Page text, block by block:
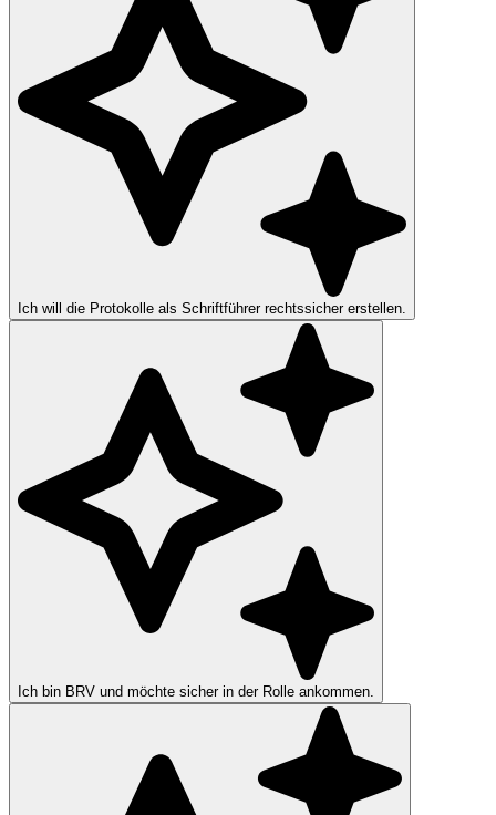
Ich will die Protokolle als Schriftführer rechtssicher erstellen.
Ich bin BRV und möchte sicher in der Rolle ankommen.